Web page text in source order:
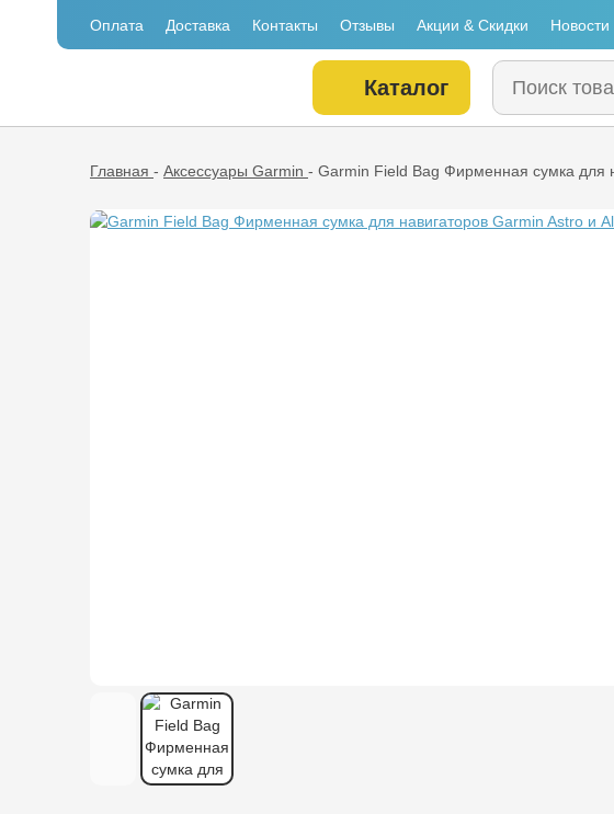
Оплата Доставка Контакты Отзывы Акции & Скидки Новости
Каталог
Главная - Аксессуары Garmin - Garmin Field Bag Фирменная сумка для